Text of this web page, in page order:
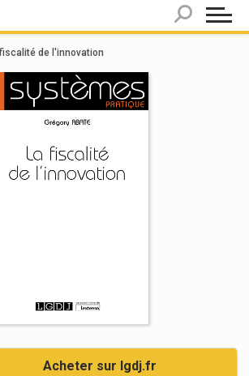
fiscalité de l'innovation
Acheter sur lgdj.fr
cookies